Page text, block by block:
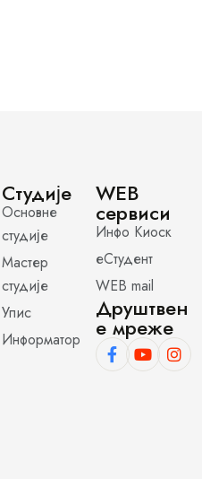
Студије
Основне
студије
Мастер
студије
Упис
Информатор
WEB
сервиси
Инфо Киоск
еСтудент
WEB mail
Друштвен
е мреже